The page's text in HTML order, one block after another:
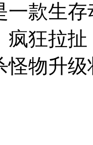
一款生
疯狂拉
怪物升